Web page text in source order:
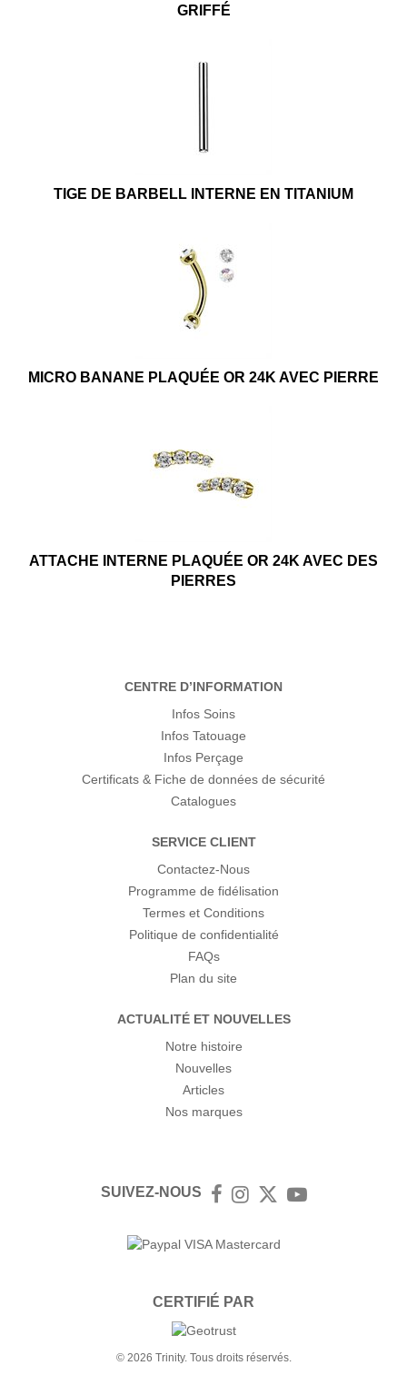
GRIFFÉ
TIGE DE BARBELL INTERNE EN TITANIUM
MICRO BANANE PLAQUÉE OR 24K AVEC PIERRE
ATTACHE INTERNE PLAQUÉE OR 24K AVEC DES
PIERRES
CENTRE D’INFORMATION
Infos Soins
Infos Tatouage
Infos Perçage
Certificats & Fiche de données de sécurité
Catalogues
SERVICE CLIENT
Contactez-Nous
Programme de fidélisation
Termes et Conditions
Politique de confidentialité
FAQs
Plan du site
ACTUALITÉ ET NOUVELLES
Notre histoire
Nouvelles
Articles
Nos marques
SUIVEZ-NOUS FacebookInstagram
TwitterYouTube
CERTIFIÉ PAR
© 2026 Trinity. Tous droits réservés.